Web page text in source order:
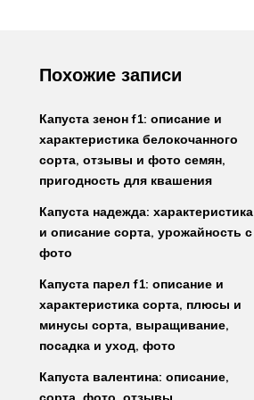
Похожие записи
Капуста зенон f1: описание и
характеристика белокочанного
сорта, отзывы и фото семян,
пригодность для квашения
Капуста надежда: характеристика
и описание сорта, урожайность с
фото
Капуста парел f1: описание и
характеристика сорта, плюсы и
минусы сорта, выращивание,
посадка и уход, фото
Капуста валентина: описание,